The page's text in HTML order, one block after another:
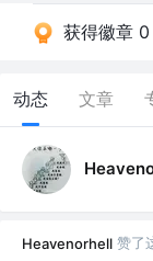
获得徽章 0
动态 文章
Heavenorhell 赞了